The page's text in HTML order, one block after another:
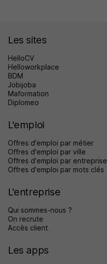
Les sites
HelloCV
Helloworkplace
BDM
Jobijoba
Maformation
Diplomeo
L'emploi
Offres d'emploi par métier
Offres d'emploi par ville
Offres d'emploi par entreprise
Offres d'emploi par mots clés
L'entreprise
Qui sommes-nous ?
On recrute
Accès client
Les apps